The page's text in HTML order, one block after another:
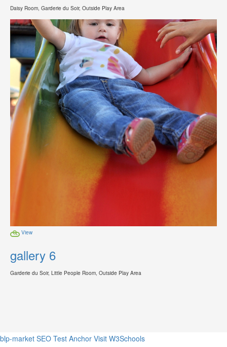
Daisy Room, Garderie du Soir, Outside Play Area
View
gallery 6
Garderie du Soir, Little People Room, Outside Play Area
blp-market SEO Test Anchor Visit W3Schools